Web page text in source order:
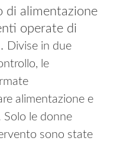
di alimentazione
operate di
Divise in due
le
alimentazione e
Solo le donne
sono state